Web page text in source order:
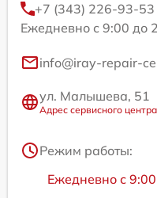
+7 (343) 226-93-53
Ежедневно с 9:00 до
info@iray-repair-
ул. Малышева, 51
Адрес сервисного
Режим работы:
Ежедневно с